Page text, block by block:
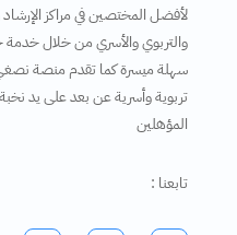
لأفضل المختصين في مراكز الإرشاد
والتربوي والأسري من خلال
سهلة ميسرة كما تقدم منصة
تربوية وأسرية عن بعد على يد
المؤهلين
تابعنا :